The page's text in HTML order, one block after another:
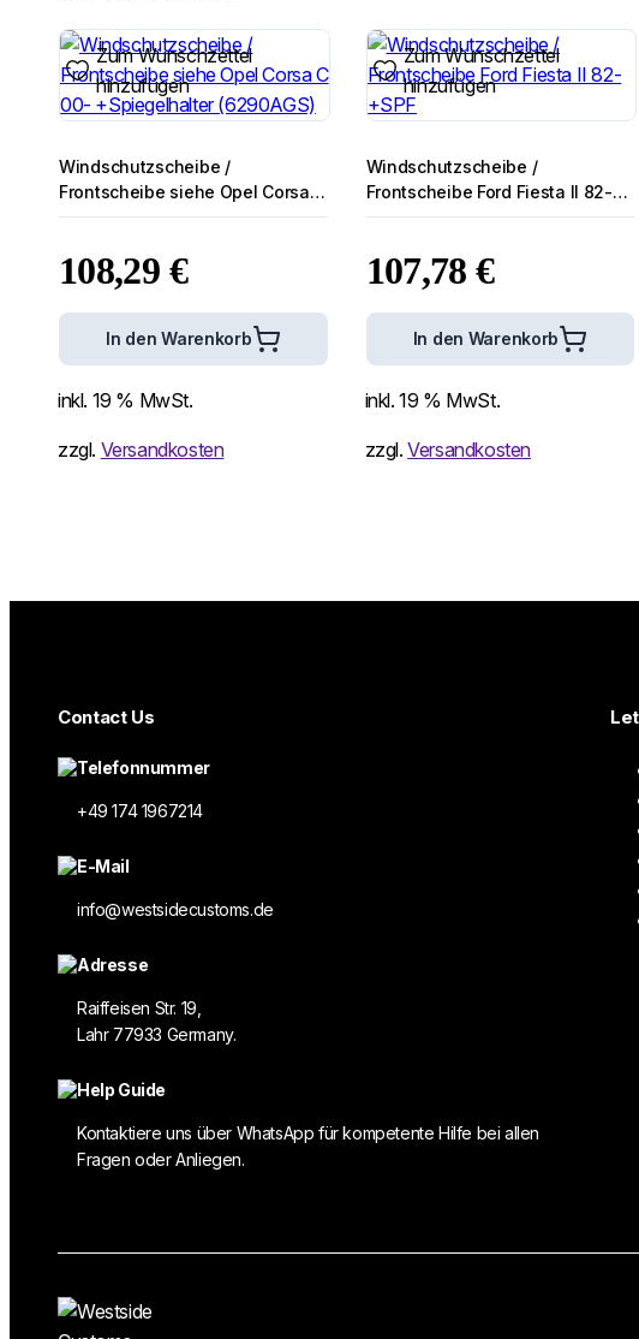
Zum Wunschzettel
hinzufügen
Windschutzscheibe /
Frontscheibe siehe Opel Corsa C
00- +Spiegelhalter (6290AGS)
108,29 €
In den Warenkorb
inkl. 19 % MwSt.
zzgl. Versandkosten
Zum Wunschzettel
hinzufügen
Windschutzscheibe /
Frontscheibe Ford Fiesta II 82-
+SPF
107,78€
In den Warenkorb
inkl. 19 % MwSt.
zzgl.Versandkosten
Contact Us
Telefonnummer
+49 174 1967214
E-Mail
info@westsidecustoms.de
Adresse
Raiffeisen Str. 19,
Lahr 77933 Germany.
Help Guide
Kontaktiere uns über WhatsApp für kompetente Hilfe bei allen
Fragen oder Anliegen.